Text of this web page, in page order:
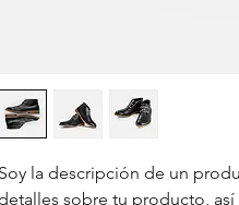
Soy la descripción de un
sobre tu producto,